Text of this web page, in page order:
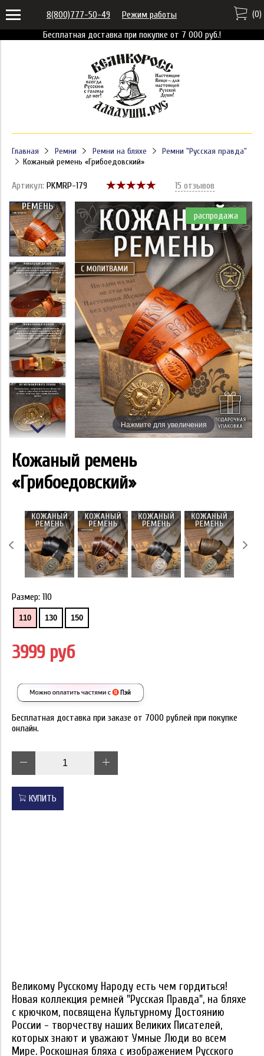
Бесплатная доставка при покупке от 7 000 руб.!
8(800)777-50-49 Режим работы (0)
Главная Ремни Ремни на бляхе
Ремни "Русская правда"
Кожаный ремень «Грибоедовский»
Артикул: PKMRP-179 15 отзывов
распродажа
Нажмите для увеличения
Кожаный ремень
«Грибоедовский»
Размер: 110
110 130 150
3999 руб
Бесплатная доставка при заказе от 7000 рублей при покупке
онлайн.
КУПИТЬ
Великому Русскому Народу есть чем гордиться!
Новая коллекция ремней "Русская Правда", на бляхе
с крючком, посвящена Культурному Достоянию
России - творчеству наших Великих Писателей,
которых знают и уважают Умные Люди во всем
Мире. Роскошная бляха с изображением Русского